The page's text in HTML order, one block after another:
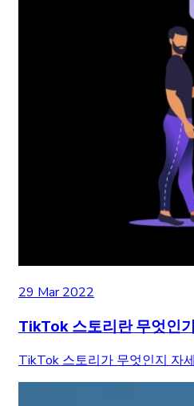
29 Mar 2022
TikTok 스토리란 무엇인
TikTok 스토리가 무엇인지 자